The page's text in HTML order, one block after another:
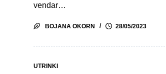
vendar…
BOJANA OKORN 28/05/2023
UTRINKI